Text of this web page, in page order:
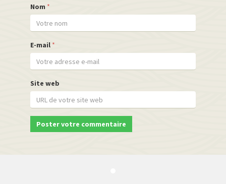
Nom *
E-mail *
Site web